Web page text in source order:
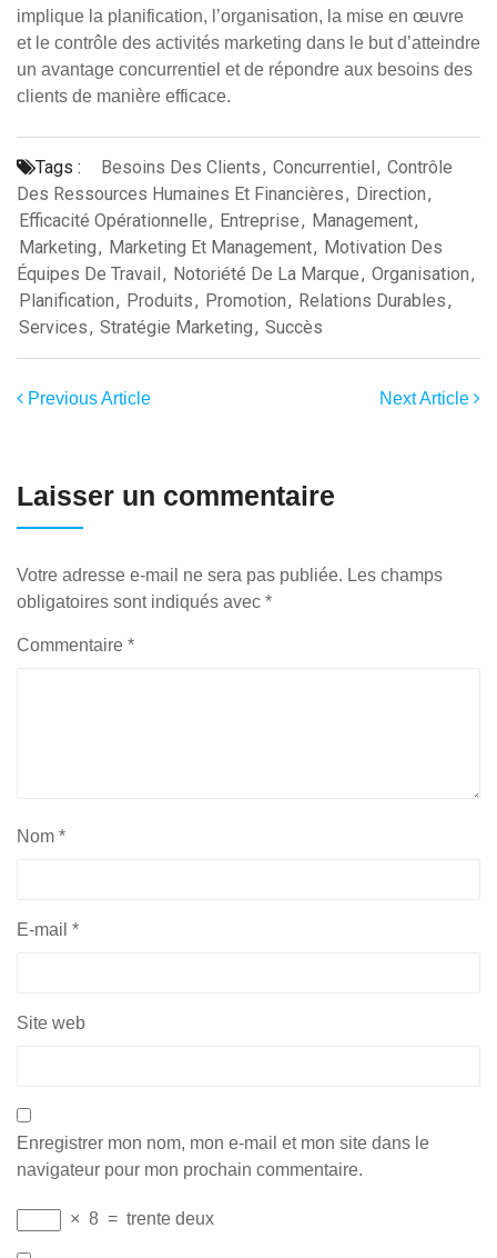
implique la planification, l’organisation, la mise en œuvre
et le contrôle des activités marketing dans le but d’atteindre
un avantage concurrentiel et de répondre aux besoins des
clients de manière efficace.
Tags : Besoins Des Clients, Concurrentiel, Contrôle
Des Ressources Humaines Et Financières, Direction,
Efficacité Opérationnelle, Entreprise, Management,
Marketing, Marketing Et Management, Motivation Des
Équipes De Travail, Notoriété De La Marque, Organisation,
Planification, Produits, Promotion, Relations Durables,
Services, Stratégie Marketing, Succès
Previous Article Next Article
Laisser un commentaire
Votre adresse e-mail ne sera pas publiée. Les champs
obligatoires sont indiqués avec *
Commentaire *
Nom *
E-mail *
Site web
Enregistrer mon nom, mon e-mail et mon site dans le
navigateur pour mon prochain commentaire.
× 8 = trente deux